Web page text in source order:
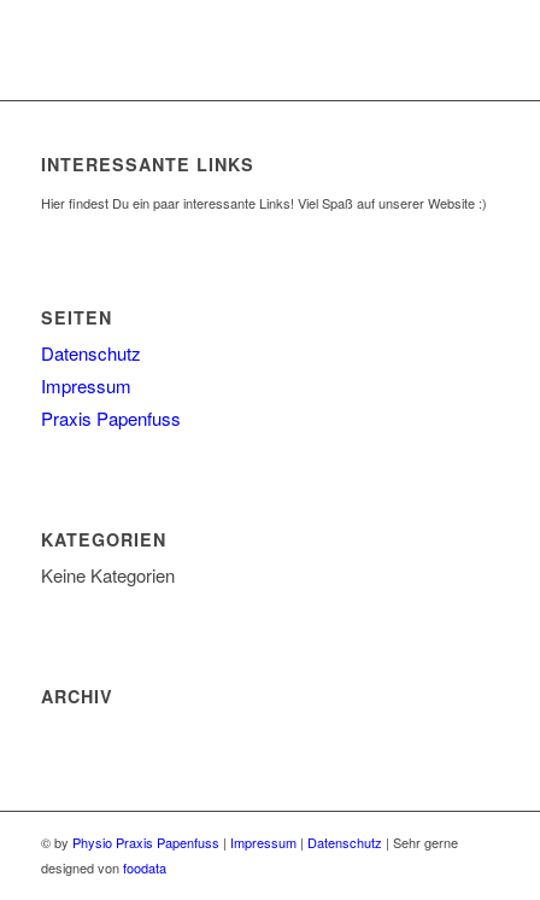
INTERESSANTE LINKS
Hier findest Du ein paar interessante Links! Viel Spaß auf unserer Website :)
SEITEN
Datenschutz
Impressum
Praxis Papenfuss
KATEGORIEN
Keine Kategorien
ARCHIV
© by Physio Praxis Papenfuss | Impressum| Datenschutz | Sehr gerne
designed vonfoodata